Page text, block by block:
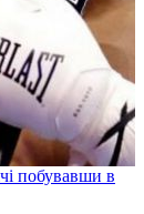
побувавши в